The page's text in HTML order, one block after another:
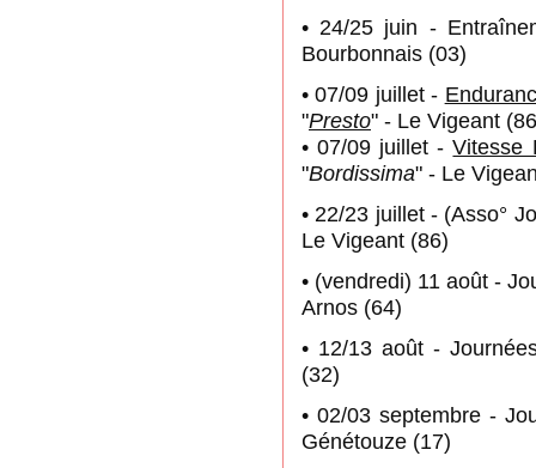
• 24/25 juin -
Bourbonnais (03)
• 07/09 juillet -
"Presto" - Le Vigeant
• 07/09 juillet -Vitesse
"Bordissima" - Le
• 22/23 juillet - (Asso°
Le Vigeant (86)
• (vendredi) 11 août -
Arnos (64)
• 12/13 août -
(32)
• 02/03 septembre -
Génétouze (17)